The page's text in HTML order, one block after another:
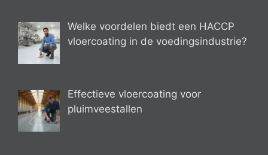
Welke voordelen biedt een HACCP
vloercoating in de voedingsindustrie?
Effectieve vloercoating voor
pluimveestallen